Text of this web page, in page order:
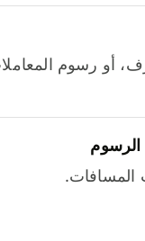
أو رسوم
الرسوم
المسافات.